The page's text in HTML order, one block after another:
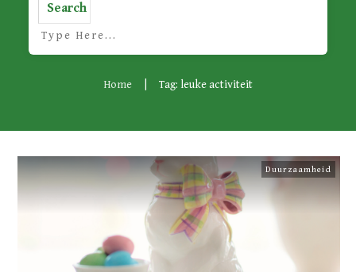
Search
Home Tag: leuke activiteit
Duurzaamheid